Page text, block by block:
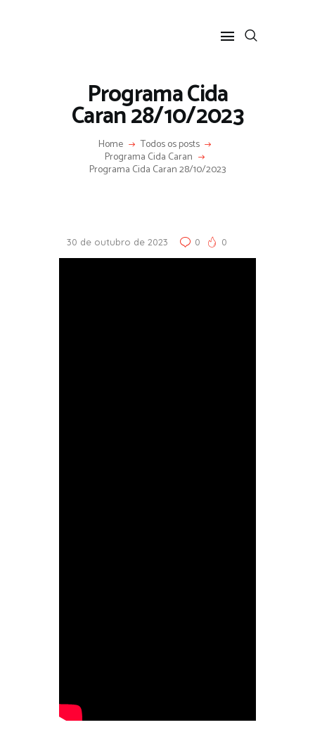
Programa Cida
Caran 28/10/2023
Home Todos os posts
Programa Cida Caran
Programa Cida Caran 28/10/2023
COLUNA SOCIAL
30 de outubro de 2023 0 0